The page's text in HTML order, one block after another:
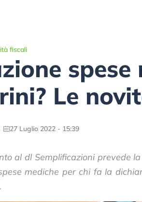
fiscali
Le
27 Luglio 2022 - 15:39
al dl Semplificazioni prevede
mediche per chi fa la